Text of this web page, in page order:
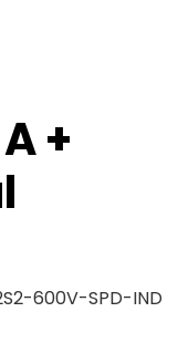
+
600V-SPD-IND